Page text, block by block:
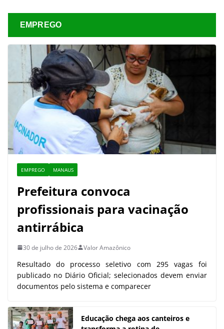
EMPREGO
EMPREGO MANAUS
Prefeitura convoca
profissionais para vacinação
antirrábica
30 de julho de 2026 Valor Amazônico
Resultado do processo seletivo com 295 vagas foi
publicado no Diário Oficial; selecionados devem enviar
documentos pelo sistema e comparecer
Educação chega aos canteiros e